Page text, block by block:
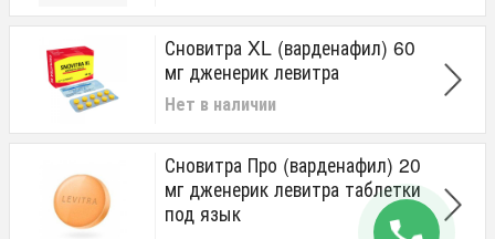
Сновитра XL (варденафил) 60
мг дженерик левитра
Нет в наличии
Сновитра Про (варденафил) 20
мг дженерик левитра таблетки
под язык